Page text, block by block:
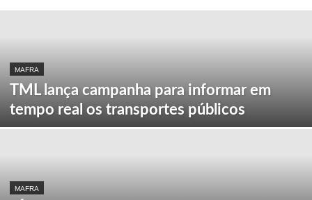
MAFRA
TML lança campanha para informar em
tempo real os transportes públicos
MAFRA